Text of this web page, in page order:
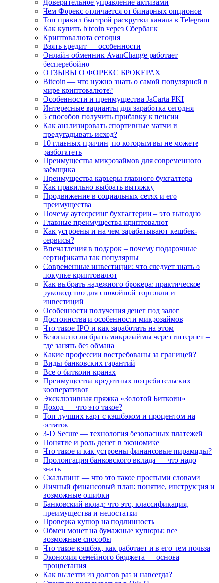
Доверительное управление активами
Чем Форекс отличается от бинарных опционов
Топ правил быстрой раскрутки канала в Telegram
Как купить bitcoin через Сбербанк
Криптовалюта сегодня
Взять кредит — особенности
Онлайн обменник AvanChange работает
бесперебойно
ОТЗЫВЫ О ФОРЕКС БРОКЕРАХ
Bitcoin — что нужно знать о самой популярной в
мире криптовалюте?
Особенности и преимущества JaCarta PKI
Интересные варианты для заработка сегодня
5 способов получить прибавку к пенсии
Как анализировать спортивные матчи и
предугадывать исход?
10 главных причин, по которым вы не можете
разбогатеть
Преимущества микрозаймов для современного
заёмщика
Преимущества карьеры главного бухгалтера
Как правильно выбрать вытяжку
Продвижение в социальных сетях и его
преимущества
Почему аутсорсинг бухгалтерии – это выгодно
Главные преимущества криптовалют
Как устроены и на чем зарабатывают кешбек-
сервисы?
Впечатления в подарок – почему подарочные
сертификаты так популярны
Современные инвестиции: что следует знать о
покупке криптовалют
Как выбрать надежного брокера: практическое
руководство для спокойной торговли и
инвестиций
Особенности получения денег под залог
Достоинства и особенности микрозаймов
Что такое IPO и как заработать на этом
Безопасно ли брать микрозаймы через интернет –
где занять без обмана
Какие профессии востребованы за границей?
Виды банковских гарантий
Все о биткоин кранах
Преимущества кредитных потребительских
кооперативов
Эксклюзивная пряжка «Золотой Биткоин»
Доход — что это такое?
Топ лучших карт с кэшбэком и процентом на
остаток
3-D Secure — технология безопасных платежей
Понятие и роль денег в экономике
Что такое и как устроены финансовые пирамиды?
Пролонгация банковского вклада — что надо
знать
Скальпинг — что это такое простыми словами
Личный финансовый план: понятие, инструкция и
возможные ошибки
Банковский вклад: что это, классификация,
преимущества и недостатки
Проверка купюр на подлинность
Обмен монет на бумажные купюры: все
возможные способы
Что такое кэшбэк, как работает и в его чем польза
Экономия семейного бюджета — основа
процветания
Как вылезти из долгов раз и навсегда?